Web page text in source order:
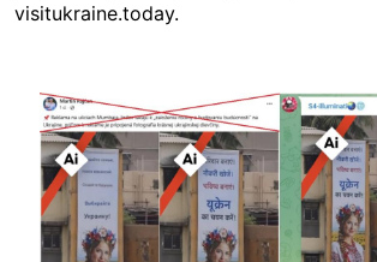
visitukraine.today.
Image